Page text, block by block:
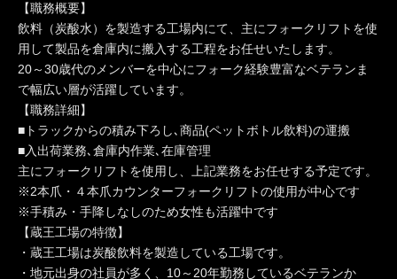
【職務概要】
飲料（炭酸水）を製造する工場内にて、主にフォークリフトを使
用して製品を倉庫内に搬入する工程をお任せいたします。
20～30歳代のメンバーを中心にフォーク経験豊富なベテランま
で幅広い層が活躍しています。
【職務詳細】
■トラックからの積み下ろし､商品(ペットボトル飲料)の運搬
■入出荷業務､倉庫内作業､在庫管理
主にフォークリフトを使用し、上記業務をお任せする予定です。
※2本爪・４本爪カウンターフォークリフトの使用が中心です
※手積み・手降しなしのため女性も活躍中です
【蔵王工場の特徴】
・蔵王工場は炭酸飲料を製造している工場です。
・地元出身の社員が多く、10～20年勤務しているベテランか